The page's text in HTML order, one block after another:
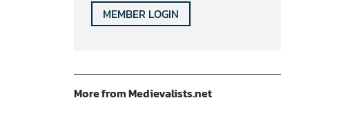
MEMBER LOGIN
More from Medievalists.net